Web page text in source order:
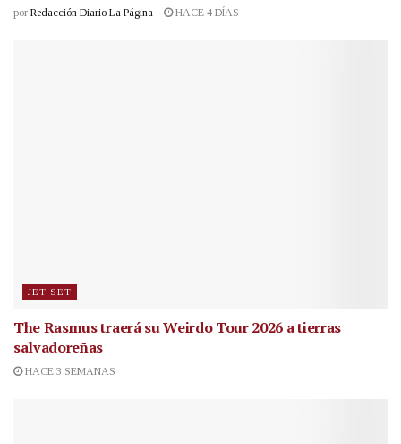
por Redacción Diario La Página HACE 4 DÍAS
JET SET
The Rasmus traerá su Weirdo Tour 2026 a tierras
salvadoreñas
HACE 3 SEMANAS